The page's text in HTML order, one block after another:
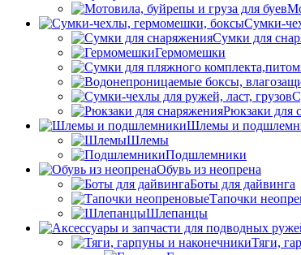
Сумки-
Сумки для
Гермомешки
Рюкзаки для
Шлемы и
Шлемы
Подшлемники
Обувь из неопрена
Боты для дайвинга
Тапочки
Шлепанцы
Тяги,